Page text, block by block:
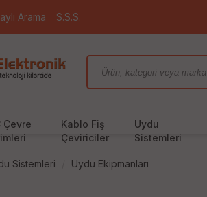
Arama S.S.S.
Çevre
Kablo Fiş
Çeviriciler
Uydu
Sistemleri
Sistemleri Uydu Ekipmanları